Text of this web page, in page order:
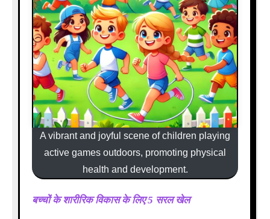
A vibrant and joyful scene of children playing
active games outdoors, promoting physical
health and development.
बच्चों के शारीरिक विकास के लिए 5 सरल खेल